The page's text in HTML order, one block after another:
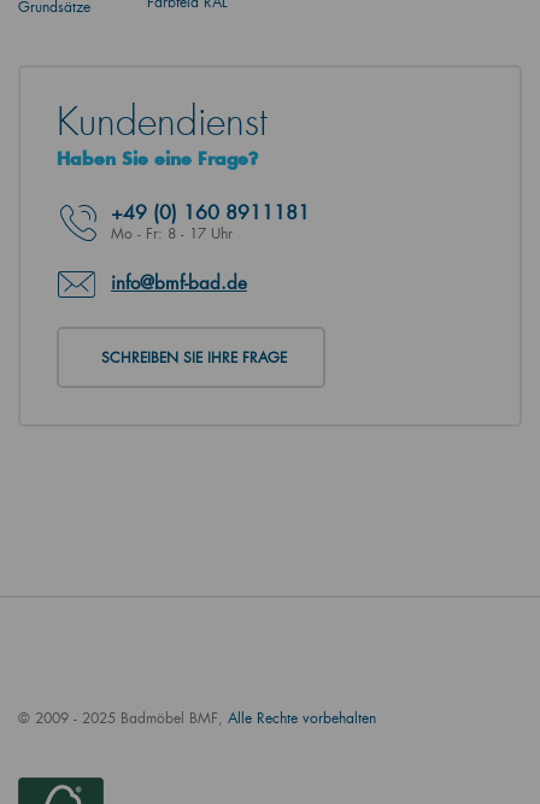
Grundsätze
Kundendienst
Haben Sie eine Frage?
+49 (0) 160 8911181
Mo - Fr: 8 - 17 Uhr
info@bmf-bad.de
SCHREIBEN SIE IHRE FRAGE
© 2009 - 2025 Badmöbel BMF, Alle Rechte vorbehalten